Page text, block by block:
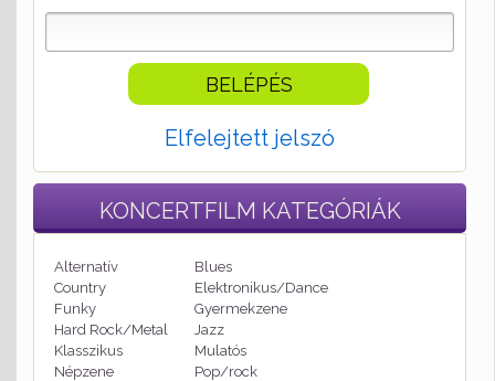
Elfelejtett jelszó
KONCERTFILM KATEGÓRIÁK
Alternatív
Blues
Country
Elektronikus/Dance
Funky
Gyermekzene
Hard Rock/Metal
Jazz
Klasszikus
Mulatós
Népzene
Pop/rock